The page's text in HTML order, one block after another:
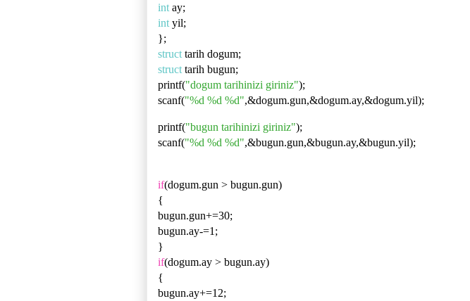
int ay;
int yil;
};
struct tarih dogum;
struct tarih bugun;
printf("dogum tarihinizi giriniz");
scanf("%d %d %d",&dogum.gun,&dogum.ay,&dogum.yil);
printf("bugun tarihinizi giriniz");
scanf("%d %d %d",&bugun.gun,&bugun.ay,&bugun.yil);
if(dogum.gun > bugun.gun)
{
bugun.gun+=30;
bugun.ay-=1;
}
if(dogum.ay > bugun.ay)
{
bugun.ay+=12;